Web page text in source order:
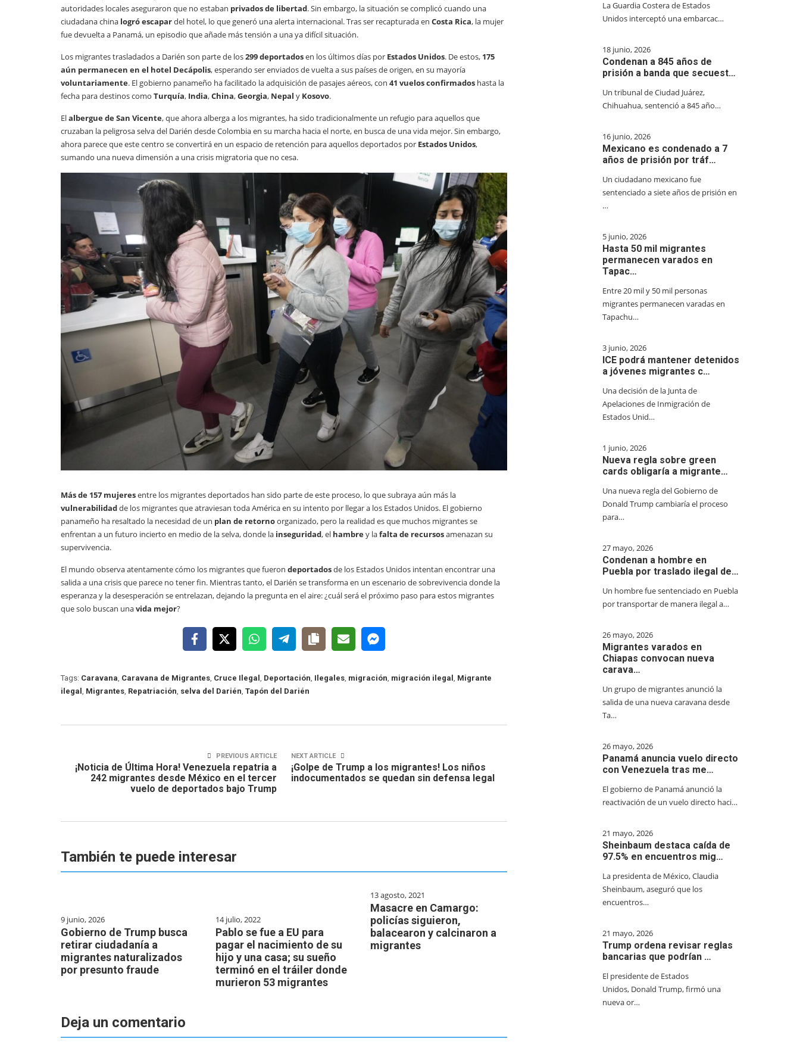
autoridades locales aseguraron que no estaban privados de libertad. Sin embargo, la situación se complicó cuando una
ciudadana china logró escapardel hotel, lo que generó una alerta internacional. Tras ser recapturada en Costa Rica, la mujer
fue devuelta a Panamá, un episodio que añade más tensión a una ya difícil situación.
Los migrantes trasladados a Darién son parte de los299 deportadosen los últimos días por Estados Unidos. De estos, 175
aún permanecen en el hotel Decápolis, esperando ser enviados de vuelta a sus países de origen, en su mayoría
voluntariamente. El gobierno panameño ha facilitado la adquisición de pasajes aéreos, con 41 vuelos confirmados hasta la
fecha para destinos como Turquía, India,China,Georgia, Nepal y Kosovo.
Elalbergue de San Vicente, que ahora alberga a los migrantes, ha sido tradicionalmente un refugio para aquellos que
cruzaban la peligrosa selva del Darién desde Colombia en su marcha hacia el norte, en busca de una vida mejor. Sin embargo,
ahora parece que este centro se convertirá en un espacio de retención para aquellos deportados por Estados Unidos,
sumando una nueva dimensión a una crisis migratoria que no cesa.
Más de 157 mujeresentre los migrantes deportados han sido parte de este proceso, lo que subraya aún más la
vulnerabilidadde los migrantes que atraviesan toda América en su intento por llegar a los Estados Unidos. El gobierno
panameño ha resaltado la necesidad de un plan de retornoorganizado, pero la realidad es que muchos migrantes se
enfrentan a un futuro incierto en medio de la selva, donde la inseguridad, el hambrey lafalta de recursosamenazan su
supervivencia.
El mundo observa atentamente cómo los migrantes que fueron deportadosde los Estados Unidos intentan encontrar una
salida a una crisis que parece no tener fin. Mientras tanto, el Darién se transforma en un escenario de sobrevivencia donde la
esperanza y la desesperación se entrelazan, dejando la pregunta en el aire: ¿cuál será el próximo paso para estos migrantes
que solo buscan unavida mejor?
Tags: Caravana Caravana de Migrantes Cruce Ilegal Deportación Ilegales migración migración ilegal
Migrante
ilegal
Migrantes Repatriación selva del Darién Tapón del Darién
PREVIOUS ARTICLE
¡Noticia de Última Hora! Venezuela repatria a
242 migrantes desde México en el tercer
vuelo de deportados bajo Trump
NEXT ARTICLE
¡Golpe de Trump a los migrantes! Los niños
indocumentados se quedan sin defensa legal
También te puede interesar
9 junio, 2026
Gobierno de Trump busca
retirar ciudadanía a
migrantes naturalizados
por presunto fraude
14 julio, 2022
Pablo se fue a EU para
pagar el nacimiento de su
hijo y una casa; su sueño
terminó en el tráiler donde
murieron 53 migrantes
13 agosto, 2021
Masacre en Camargo:
policías siguieron,
balacearon y calcinaron a
migrantes
Deja un comentario
La Guardia Costera de Estados
Unidos interceptó una embarcac…
18 junio, 2026
Condenan a 845 años de
prisión a banda que secuest…
Un tribunal de Ciudad Juárez,
Chihuahua, sentenció a 845 año…
16 junio, 2026
Mexicano es condenado a 7
años de prisión por tráf…
Un ciudadano mexicano fue
sentenciado a siete años de prisión en
…
5 junio, 2026
Hasta 50 mil migrantes
permanecen varados en
Tapac…
Entre 20 mil y 50 mil personas
migrantes permanecen varadas en
Tapachu…
3 junio, 2026
ICE podrá mantener detenidos
a jóvenes migrantes c…
Una decisión de la Junta de
Apelaciones de Inmigración de
Estados Unid…
1 junio, 2026
Nueva regla sobre green
cards obligaría a migrante…
Una nueva regla del Gobierno de
Donald Trump cambiaría el proceso
para…
27 mayo, 2026
Condenan a hombre en
Puebla por traslado ilegal de…
Un hombre fue sentenciado en Puebla
por transportar de manera ilegal a…
26 mayo, 2026
Migrantes varados en
Chiapas convocan nueva
carava…
Un grupo de migrantes anunció la
salida de una nueva caravana desde
Ta…
26 mayo, 2026
Panamá anuncia vuelo directo
con Venezuela tras me…
El gobierno de Panamá anunció la
reactivación de un vuelo directo haci…
21 mayo, 2026
Sheinbaum destaca caída de
97.5% en encuentros mig…
La presidenta de México, Claudia
Sheinbaum, aseguró que los
encuentros…
21 mayo, 2026
Trump ordena revisar reglas
bancarias que podrían …
El presidente de Estados
Unidos, Donald Trump, firmó una
nueva or…